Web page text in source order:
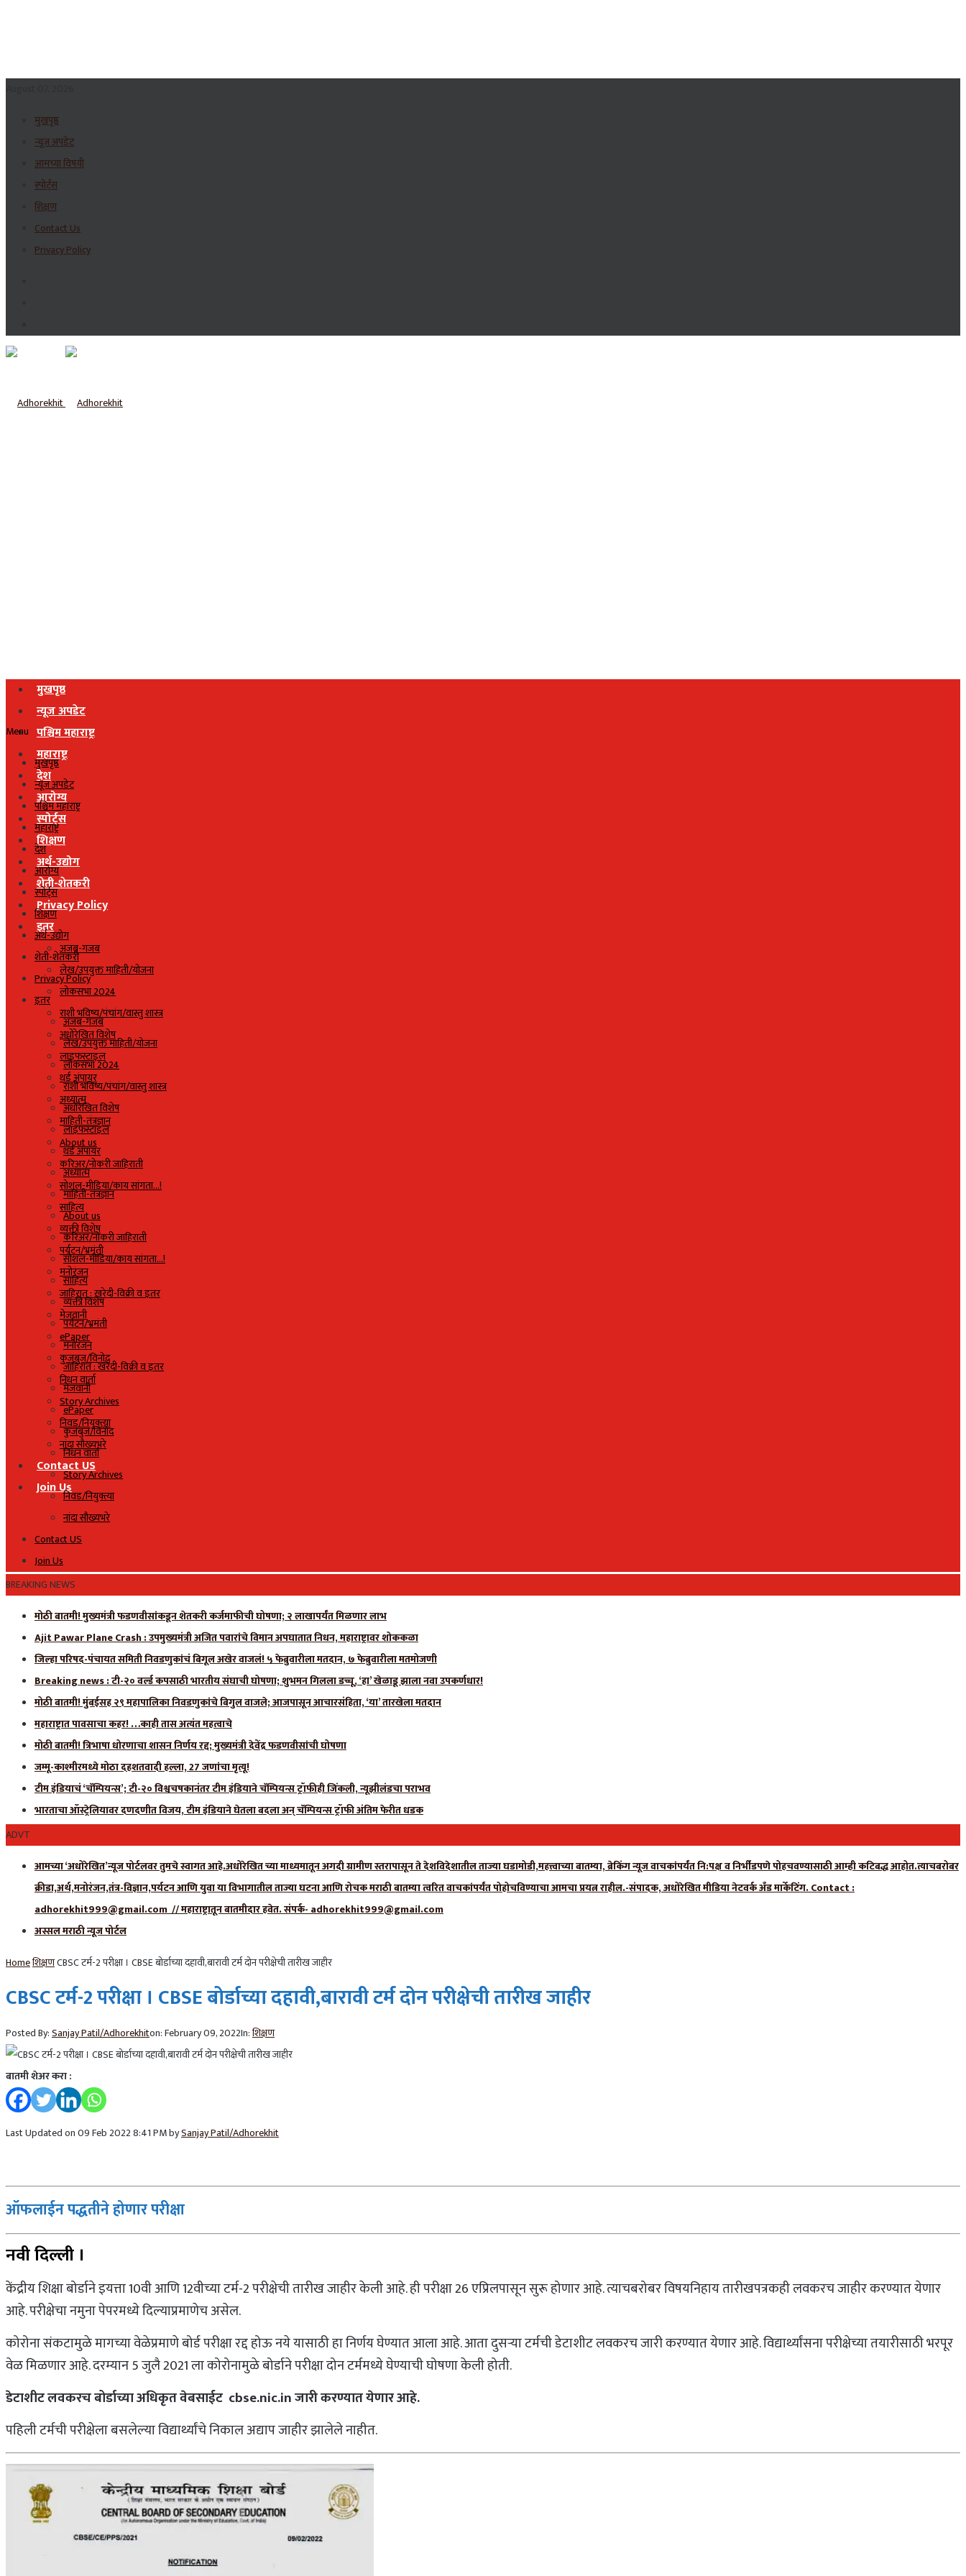
मुखपृष्ठ
न्यूज अपडेट
आमच्या विषयी
स्पोर्ट्स
शिक्षण
Contact Us
Privacy Policy
मुखपृष्ठ
न्यूज अपडेट
पश्चिम महाराष्ट्र
महाराष्ट्र
देश
आरोग्य
स्पोर्ट्स
शिक्षण
अर्थ-उद्योग
शेती-शेतकरी
Privacy Policy
इतर
अजब-गजब
लेख/उपयुक्त माहिती/योजना
लोकसभा 2024
राशी भविष्य/पंचांग/वास्तु शास्त्र
अधोरेखित विशेष
लाइफस्टाइल
थर्ड अंपायर
अध्यात्म
माहिती-तंत्रज्ञान
About us
करिअर/नोकरी जाहिराती
सोशल-मीडिया/काय सांगता…!
साहित्य
व्यक्ती विशेष
पर्यटन/भ्रमंती
मनोरंजन
जाहिरात : खरेदी-विक्री व इतर
मेजवानी
ePaper
कुजबुज/विनोद
निधन वार्ता
Story Archives
निवड/नियुक्त्या
नांदा सौख्यभरे
Contact US
Join Us
Menu
मुखपृष्ठ
न्यूज अपडेट
पश्चिम महाराष्ट्र
महाराष्ट्र
देश
आरोग्य
स्पोर्ट्स
शिक्षण
अर्थ-उद्योग
शेती-शेतकरी
Privacy Policy
इतर
अजब-गजब
लेख/उपयुक्त माहिती/योजना
लोकसभा 2024
राशी भविष्य/पंचांग/वास्तु शास्त्र
अधोरेखित विशेष
लाइफस्टाइल
थर्ड अंपायर
अध्यात्म
माहिती-तंत्रज्ञान
About us
करिअर/नोकरी जाहिराती
सोशल-मीडिया/काय सांगता…!
साहित्य
व्यक्ती विशेष
पर्यटन/भ्रमंती
मनोरंजन
जाहिरात : खरेदी-विक्री व इतर
मेजवानी
ePaper
कुजबुज/विनोद
निधन वार्ता
Story Archives
निवड/नियुक्त्या
नांदा सौख्यभरे
Contact US
Join Us
BREAKING NEWS
मोठी बातमी! मुख्यमंत्री फडणवीसांकडून शेतकरी कर्जमाफीची घोषणा; २ लाखापर्यंत मिळणार लाभ
Ajit Pawar Plane Crash : उपमुख्यमंत्री अजित पवारांचे विमान अपघातात निधन, महाराष्ट्रावर शोककळा
जिल्हा परिषद-पंचायत समिती निवडणुकांचं बिगूल अखेर वाजलं! ५ फेब्रुवारीला मतदान, ७ फेब्रुवारीला मतमोजणी
Breaking news : टी-२० वर्ल्ड कपसाठी भारतीय संघाची घोषणा; शुभमन गिलला डच्चू, ‘हा’ खेळाडू झाला नवा उपकर्णधार!
मोठी बातमी! मुंबईसह २९ महापालिका निवडणुकांचे बिगुल वाजले; आजपासून आचारसंहिता, ‘या’ तारखेला मतदान
महाराष्ट्रात पावसाचा कहर! …काही तास अत्यंत महत्वाचे
मोठी बातमी! त्रिभाषा धोरणाचा शासन निर्णय रद्द; मुख्यमंत्री देवेंद्र फडणवीसांची घोषणा
जम्मू-काश्मीरमध्ये मोठा दहशतवादी हल्ला, 27 जणांचा मृत्यू!
टीम इंडियाचं ‘चॅम्पियन्स’; टी-२० विश्वचषकानंतर टीम इंडियाने चॅम्पियन्स ट्रॉफीही जिंकली, न्यूझीलंडचा पराभव
भारताचा ऑस्ट्रेलियावर दणदणीत विजय, टीम इंडियाने घेतला बदला अन् चॅम्पियन्स ट्रॉफी अंतिम फेरीत धडक
ADVT
आमच्या ‘अधोरेखित’न्यूज पोर्टलवर तुमचे स्वागत आहे.अधोरेखित च्या माध्यमातून अगदी ग्रामीण स्तरापासून ते देशविदेशातील ताज्या घडामोडी,महत्त्वाच्या बातम्या, ब्रेकिंग न्यूज वाचकांपर्यंत नि:पक्ष व निर्भीडपणे पोहचवण्यासाठी आम्ही कटिबद्ध आहोत.त्याचबरोबर
क्रीडा,अर्थ,मनोरंजन,तंत्र-विज्ञान,पर्यटन आणि युवा या विभागातील ताज्या घटना आणि रोचक मराठी बातम्या त्वरित वाचकांपर्यंत पोहोचविण्याचा आमचा प्रयत्न राहील.-संपादक, अधोरेखित मीडिया नेटवर्क अँड मार्केटिंग. Contact :
adhorekhit999@gmail.com // महाराष्ट्रातून बातमीदार हवेत. संपर्क- adhorekhit999@gmail.com
अस्सल मराठी न्यूज पोर्टल
Homeशिक्षणCBSC टर्म-2 परीक्षा । CBSE बोर्डाच्या दहावी,बारावी टर्म दोन परीक्षेची तारीख जाहीर
CBSC टर्म-2 परीक्षा । CBSE बोर्डाच्या दहावी,बारावी टर्म दोन परीक्षेची तारीख जाहीर
Posted By:Sanjay Patil/Adhorekhiton:February 09, 2022In:शिक्षण
बातमी शेअर करा :
Last Updated on 09 Feb 2022 8:41 PM bySanjay Patil/Adhorekhit
ऑफलाईन पद्धतीने होणार परीक्षा
नवी दिल्ली ।
केंद्रीय शिक्षा बोर्डाने इयत्ता 10वी आणि 12वीच्या टर्म-2 परीक्षेची तारीख जाहीर केली आहे. ही परीक्षा 26 एप्रिलपासून सुरू होणार आहे. त्याचबरोबर विषयनिहाय तारीखपत्रकही लवकरच जाहीर करण्यात येणार
आहे. परीक्षेचा नमुना पेपरमध्ये दिल्याप्रमाणेच असेल.
कोरोना संकटामुळे मागच्या वेळेप्रमाणे बोर्ड परीक्षा रद्द होऊ नये यासाठी हा निर्णय घेण्यात आला आहे. आता दुसऱ्या टर्मची डेटाशीट लवकरच जारी करण्यात येणार आहे. विद्यार्थ्यांसना परीक्षेच्या तयारीसाठी भरपूर
वेळ मिळणार आहे. दरम्यान 5 जुलै 2021 ला कोरोनामुळे बोर्डाने परीक्षा दोन टर्ममध्ये घेण्याची घोषणा केली होती.
डेटाशीट लवकरच बोर्डाच्या अधिकृत वेबसाईट cbse.nic.in जारी करण्यात येणार आहे.
पहिली टर्मची परीक्षेला बसलेल्या विद्यार्थ्यांचे निकाल अद्याप जाहीर झालेले नाहीत.